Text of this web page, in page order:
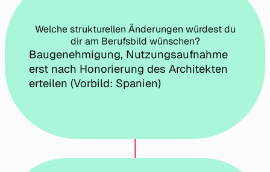
Welche strukturellen Änderungen würdest du
dir am Berufsbild wünschen?
Baugenehmigung, Nutzungsaufnahme
erst nach Honorierung des Architekten
erteilen (Vorbild: Spanien)